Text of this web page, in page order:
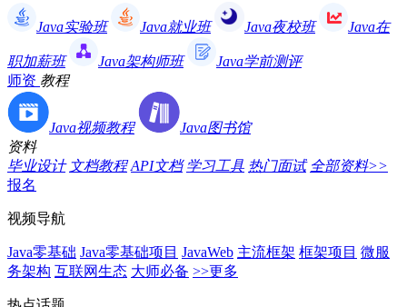
Java实验班 Java就业班 Java夜校班 Java在
职加薪班 Java架构师班
Java学前测评
师资 教程
Java视频教程
Java图书馆
资料
毕业设计 文档教程 API文档 学习工具 热门面试 全部资料>>
报名
视频导航
Java零基础 Java零基础项目 JavaWeb 主流框架 框架项目 微服
务架构 互联网生态 大师必备 >>更多